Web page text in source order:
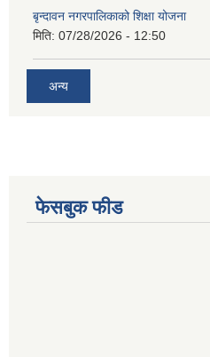
बृन्दावन नगरपालिकाको शिक्षा योजना
मिति: 07/28/2026 - 12:50
अन्य
फेसबुक फीड